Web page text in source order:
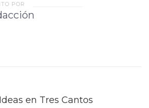
POR
en Tres Cantos